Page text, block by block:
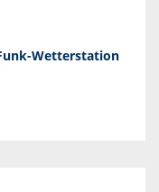
Wetterstation